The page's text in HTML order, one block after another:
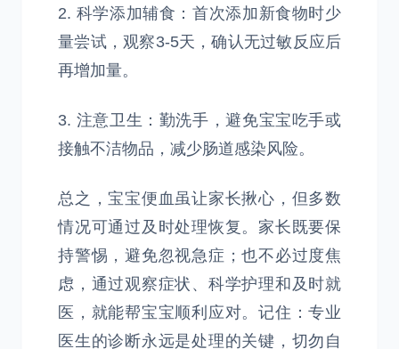
2. 科学添加辅食：首次添加新食物时少
量尝试，观察3-5天，确认无过敏反应后
再增加量。
3. 注意卫生：勤洗手，避免宝宝吃手或
接触不洁物品，减少肠道感染风险。
总之，宝宝便血虽让家长揪心，但多数
情况可通过及时处理恢复。家长既要保
持警惕，避免忽视急症；也不必过度焦
虑，通过观察症状、科学护理和及时就
医，就能帮宝宝顺利应对。记住：专业
医生的诊断永远是处理的关键，切勿自